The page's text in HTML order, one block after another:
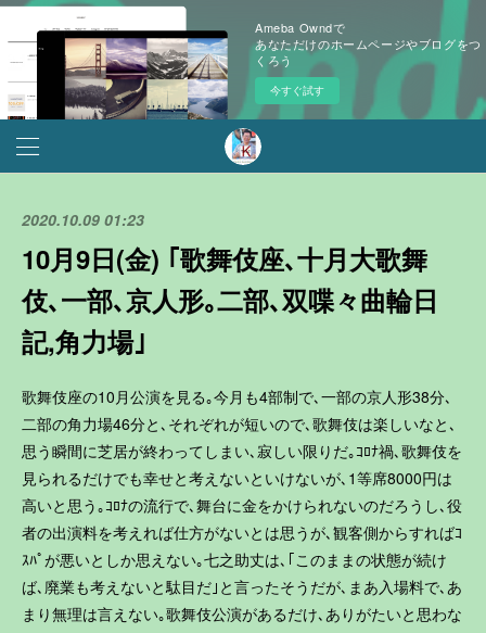
Ameba Owndで
あなただけのホームページやブログをつ
くろう
今すぐ試す
2020.10.09 01:23
10月9日(金) ｢歌舞伎座､十月大歌舞
伎､一部､京人形｡二部､双喋々曲輪日
記,角力場｣
歌舞伎座の10月公演を見る｡今月も4部制で､一部の京人形38分､
二部の角力場46分と､それぞれが短いので､歌舞伎は楽しいなと､
思う瞬間に芝居が終わってしまい､寂しい限りだ｡ｺﾛﾅ禍､歌舞伎を
見られるだけでも幸せと考えないといけないが､1等席8000円は
高いと思う｡ｺﾛﾅの流行で､舞台に金をかけられないのだろうし､役
者の出演料を考えれば仕方がないとは思うが､観客側からすればｺ
ｽﾊﾟが悪いとしか思えない｡七之助丈は､｢このままの状態が続け
ば､廃業も考えないと駄目だ｣と言ったそうだが､まあ入場料で､あ
まり無理は言えない｡歌舞伎公演があるだけ､ありがたいと思わな